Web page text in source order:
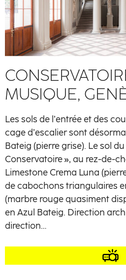
MUSIQUE,
Les sols de l’entrée et des
cage d’escalier sont
Bateig (pierre grise). Le sol du
Conservatoire », au rez-de-
Limestone Crema Luna
de cabochons triangulaires
(marbre rouge quasiment
en Azul Bateig. Direction
direction…